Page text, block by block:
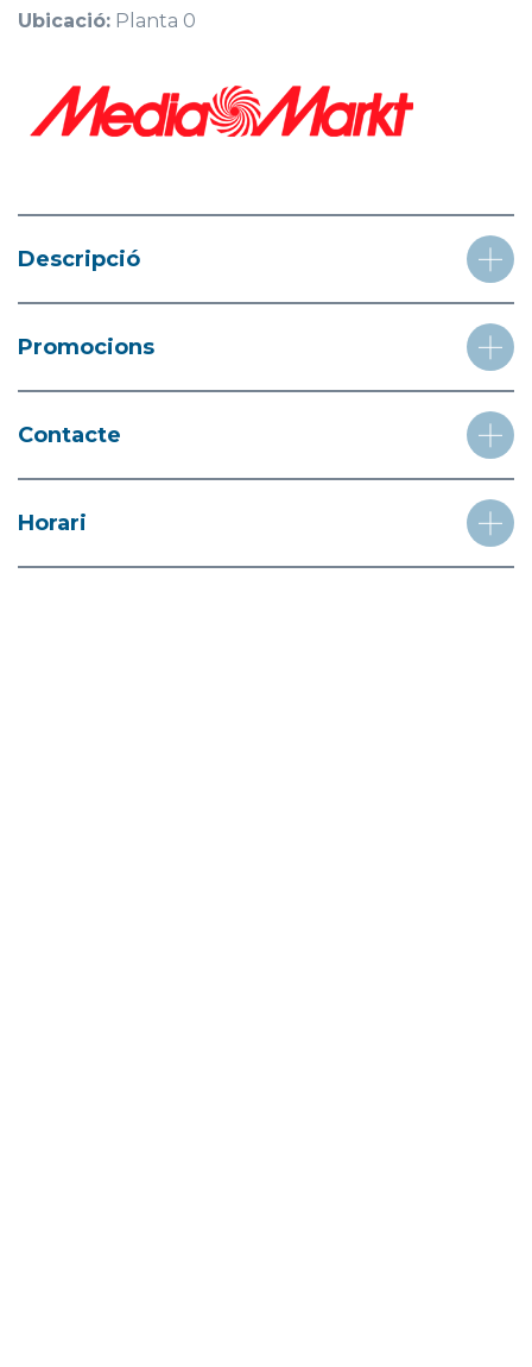
Ubicació: Planta 0
Descripció
Promocions
Contacte
Horari